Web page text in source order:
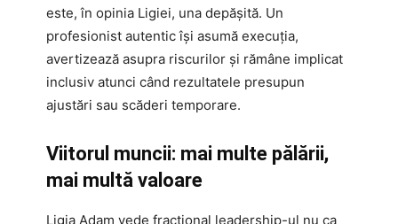
este, în opinia Ligiei, una depășită. Un
profesionist autentic își asumă execuția,
avertizează asupra riscurilor și rămâne implicat
inclusiv atunci când rezultatele presupun
ajustări sau scăderi temporare.
Viitorul muncii: mai multe pălării,
mai multă valoare
Ligia Adam vede fractional leadership-ul nu ca